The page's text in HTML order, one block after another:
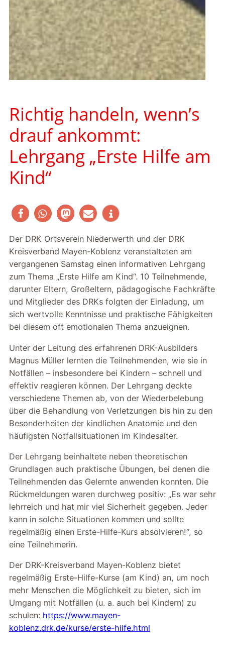
Richtig handeln, wenn’s
drauf ankommt:
Lehrgang „Erste Hilfe am
Kind“
Der DRK Ortsverein Niederwerth und der DRK
Kreisverband Mayen-Koblenz veranstalteten am
vergangenen Samstag einen informativen Lehrgang
zum Thema „Erste Hilfe am Kind“. 10 Teilnehmende,
darunter Eltern, Großeltern, pädagogische Fachkräfte
und Mitglieder des DRKs folgten der Einladung, um
sich wertvolle Kenntnisse und praktische Fähigkeiten
bei diesem oft emotionalen Thema anzueignen.
Unter der Leitung des erfahrenen DRK-Ausbilders
Magnus Müller lernten die Teilnehmenden, wie sie in
Notfällen – insbesondere bei Kindern – schnell und
effektiv reagieren können. Der Lehrgang deckte
verschiedene Themen ab, von der Wiederbelebung
über die Behandlung von Verletzungen bis hin zu den
Besonderheiten der kindlichen Anatomie und den
häufigsten Notfallsituationen im Kindesalter.
Der Lehrgang beinhaltete neben theoretischen
Grundlagen auch praktische Übungen, bei denen die
Teilnehmenden das Gelernte anwenden konnten. Die
Rückmeldungen waren durchweg positiv: „Es war sehr
lehrreich und hat mir viel Sicherheit gegeben. Jeder
kann in solche Situationen kommen und sollte
regelmäßig einen Erste-Hilfe-Kurs absolvieren!“, so
eine Teilnehmerin.
Der DRK-Kreisverband Mayen-Koblenz bietet
regelmäßig Erste-Hilfe-Kurse (am Kind) an, um noch
mehr Menschen die Möglichkeit zu bieten, sich im
Umgang mit Notfällen (u. a. auch bei Kindern) zu
schulen: https://www.mayen-
koblenz.drk.de/kurse/erste-hilfe.html